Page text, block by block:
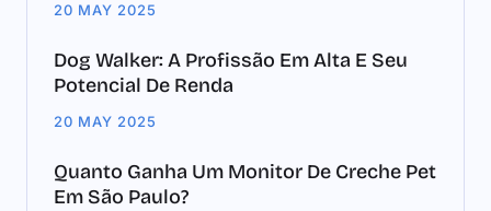
20 MAY 2025
Dog Walker: A Profissão Em Alta E Seu
Potencial De Renda
20 MAY 2025
Quanto Ganha Um Monitor De Creche Pet
Em São Paulo?